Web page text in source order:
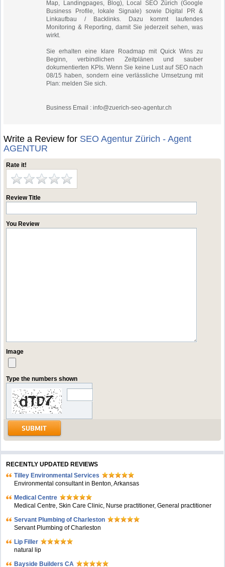
Map, Landingpages, Blog), Local SEO Zürich (Google
Business Profile, lokale Signale) sowie Digital PR &
Linkaufbau / Backlinks. Dazu kommt laufendes
Monitoring & Reporting, damit Sie jederzeit sehen, was
wirkt.
Sie erhalten eine klare Roadmap mit Quick Wins zu
Beginn, verbindlichen Zeitplänen und sauber
dokumentierten KPIs. Wenn Sie keine Lust auf SEO nach
08/15 haben, sondern eine verlässliche Umsetzung mit
Plan: melden Sie sich.
Business Email :info@zuerich-seo-agentur.ch
Write a Review for SEO Agentur Zürich - Agent
AGENTUR
Rate it!
Review Title
You Review
Image
Type the numbers shown
RECENTLY UPDATED REVIEWS
Tilley Environmental Services
Environmental consultant in Benton, Arkansas
Medical Centre
Medical Centre, Skin Care Clinic, Nurse practitioner, General practitioner
Servant Plumbing of Charleston
Servant Plumbing of Charleston
Lip Filler
natural lip
Bayside Builders CA